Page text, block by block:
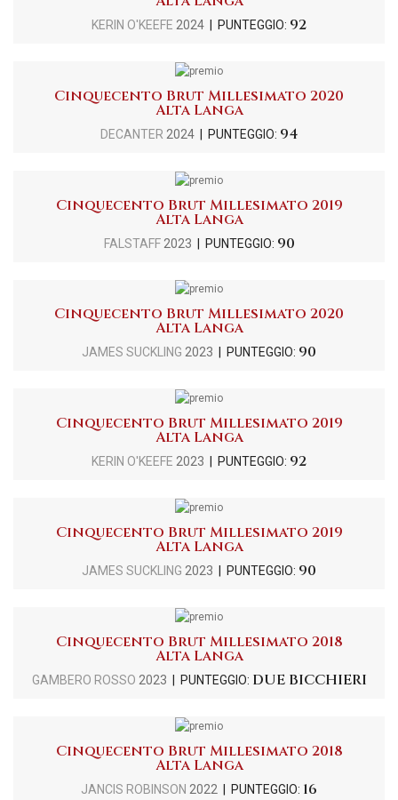
KERIN O'KEEFE 2024 | PUNTEGGIO: 92
Cinquecento Brut Millesimato 2020
Alta Langa
DECANTER 2024 | PUNTEGGIO: 94
Cinquecento Brut Millesimato 2019
Alta Langa
FALSTAFF 2023 | PUNTEGGIO: 90
Cinquecento Brut Millesimato 2020
Alta Langa
JAMES SUCKLING 2023 | PUNTEGGIO: 90
Cinquecento Brut Millesimato 2019
Alta Langa
KERIN O'KEEFE 2023 | PUNTEGGIO: 92
Cinquecento Brut Millesimato 2019
Alta Langa
JAMES SUCKLING 2023 | PUNTEGGIO: 90
Cinquecento Brut Millesimato 2018
Alta Langa
GAMBERO ROSSO 2023 | PUNTEGGIO: DUE BICCHIERI
Cinquecento Brut Millesimato 2018
Alta Langa
JANCIS ROBINSON 2022 | PUNTEGGIO: 16